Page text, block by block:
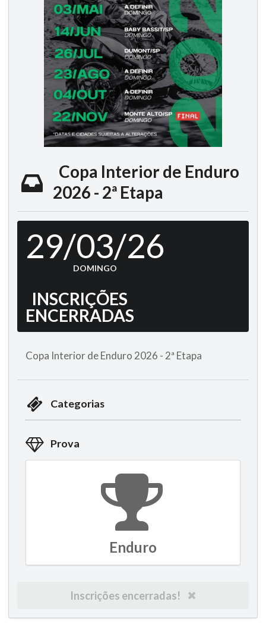
Copa Interior de Enduro
2026 - 2ª Etapa
29/03/26
DOMINGO
INSCRIÇÕES
ENCERRADAS
Copa Interior de Enduro 2026 - 2ª Etapa
Categorias
Prova
Enduro
Inscrições encerradas!